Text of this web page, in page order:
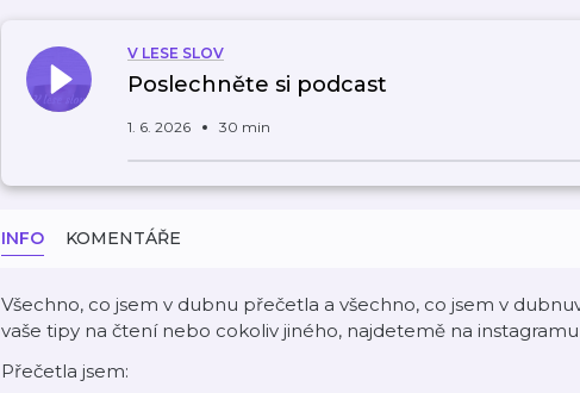
V LESE SLOV
Poslechněte si podcast
1. 6. 2026 30 min
INFO KOMENTÁŘE
Všechno, co jsem v dubnu přečetla a všechno, co jsem v
vaše tipy na čtení nebo cokoliv jiného, najdetemě na instagramu
Přečetla jsem: